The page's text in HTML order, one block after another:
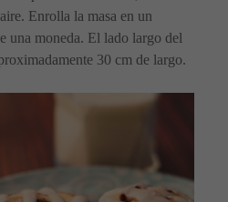
Enrolla la masa en un
una moneda. El lado largo del
30 cm de largo.